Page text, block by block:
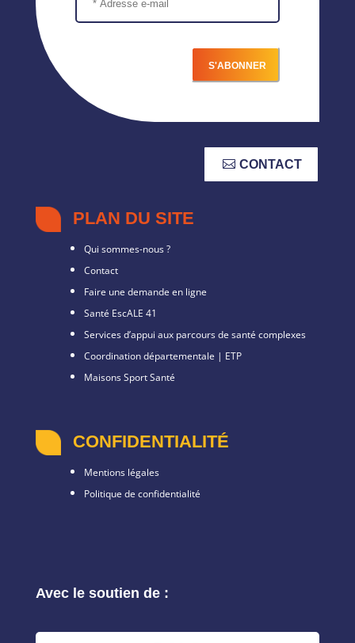
CONTACT
PLAN DU SITE
Qui sommes-nous ?
Contact
Faire une demande en ligne
Santé EscALE 41
Services d’appui aux parcours de santé complexes
Coordination départementale | ETP
Maisons Sport Santé
CONFIDENTIALITÉ
Mentions légales
Politique de confidentialité
Avec le soutien de :